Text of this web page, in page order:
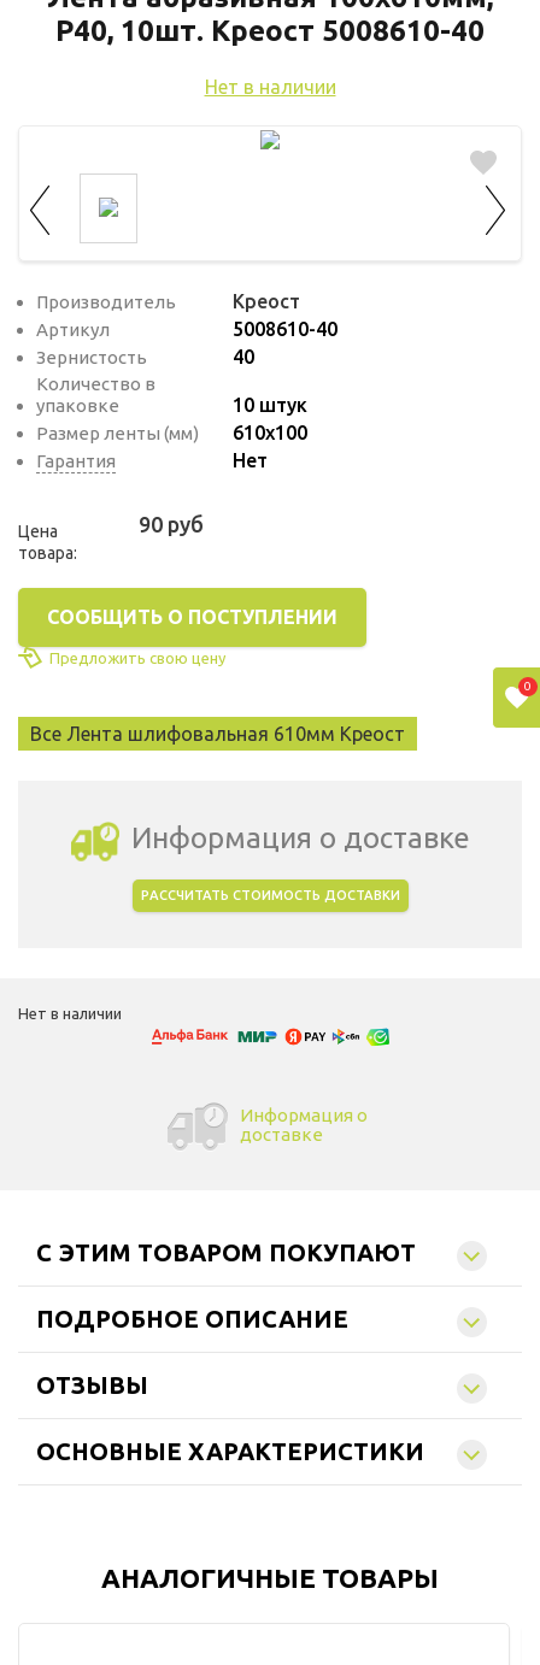
Р40, 10шт. Креост 5008610-40
Нет в наличии
Производитель Креост
Артикул 5008610-40
Зернистость 40
Количество в
упаковке
10 штук
Размер ленты (мм) 610х100
Гарантия Нет
Цена
товара:
90 руб
СООБЩИТЬ О ПОСТУПЛЕНИИ
Предложить свою цену
Все Лента шлифовальная 610мм Креост
Информация о доставке
РАССЧИТАТЬ СТОИМОСТЬ ДОСТАВКИ
Нет в наличии
Информация о
доставке
C ЭТИМ ТОВАРОМ ПОКУПАЮТ
ПОДРОБНОЕ ОПИСАНИЕ
ОТЗЫВЫ
ОСНОВНЫЕ ХАРАКТЕРИСТИКИ
АНАЛОГИЧНЫЕ ТОВАРЫ
0
пользователей на сайте. Эти файлы cookie
чтобы увеличить его производительность
и сделать функционал сайта максимально
Рекламные файлы cookie используются
для целей маркетинга и улучшения
помогают обеспечить максимально
высокую точность и ценность содержания
маркетинговых и рекламных материалов
для пользователей сайта.